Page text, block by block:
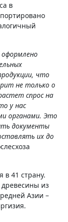
в
что
не только о
спрос на
у нас
органами. Это
документы
их до
в 41 страну.
из
Азии –